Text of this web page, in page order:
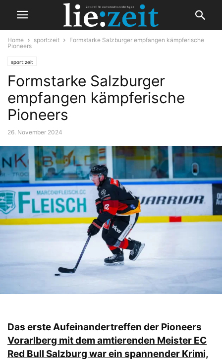
Home sport:zeit
Formstarke Salzburger empfangen kämpferische
Pioneers
sport:zeit
Formstarke Salzburger
empfangen kämpferische
Pioneers
26. November 2024
Das erste Aufeinandertreffen der Pioneers
Vorarlberg mit dem amtierenden Meister EC
Red Bull Salzburg war ein spannender Krimi,